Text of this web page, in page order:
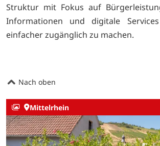
Struktur mit Fokus auf
Informationen und digitale
einfacher zugänglich zu machen.
Nach oben
Mittelrhein